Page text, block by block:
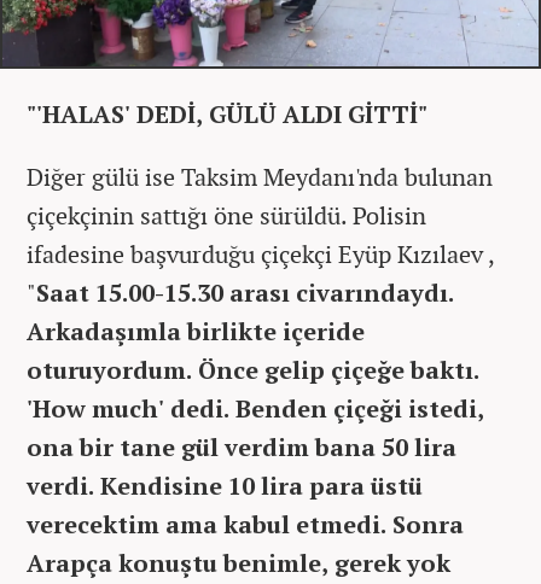
"'HALAS' DEDİ, GÜLÜ ALDI GİTTİ"
Diğer gülü ise Taksim Meydanı'nda bulunan
çiçekçinin sattığı öne sürüldü. Polisin
ifadesine başvurduğu çiçekçi Eyüp Kızılaev ,
"Saat 15.00-15.30 arası civarındaydı.
Arkadaşımla birlikte içeride
oturuyordum. Önce gelip çiçeğe baktı.
'How much' dedi. Benden çiçeği istedi,
ona bir tane gül verdim bana 50 lira
verdi. Kendisine 10 lira para üstü
verecektim ama kabul etmedi. Sonra
Arapça konuştu benimle, gerek yok